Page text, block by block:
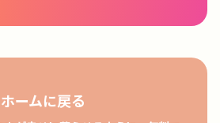
ホームに戻る